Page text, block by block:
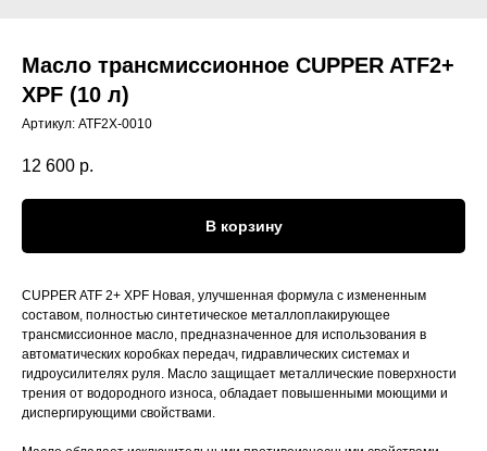
Масло трансмиссионное CUPPER ATF2+
XPF (10 л)
Артикул: ATF2X-0010
12 600 р.
В корзину
CUPPER ATF 2+ XPF Новая, улучшенная формула с измененным
составом, полностью синтетическое металлоплакирующее
трансмиссионное масло, предназначенное для использования в
автоматических коробках передач, гидравлических системах и
гидроусилителях руля. Масло защищает металлические поверхности
трения от водородного износа, обладает повышенными моющими и
диспергирующими свойствами.